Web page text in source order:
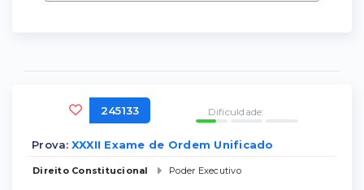
245133 Dificuldade:
Prova: XXXII Exame de Ordem Unificado
Direito Constitucional Poder Executivo